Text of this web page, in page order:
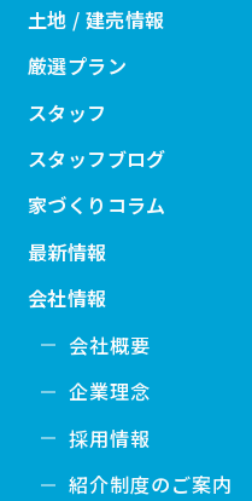
土地 / 建売情報
厳選プラン
スタッフ
スタッフブログ
家づくりコラム
最新情報
会社情報
会社概要
企業理念
採用情報
紹介制度のご案内